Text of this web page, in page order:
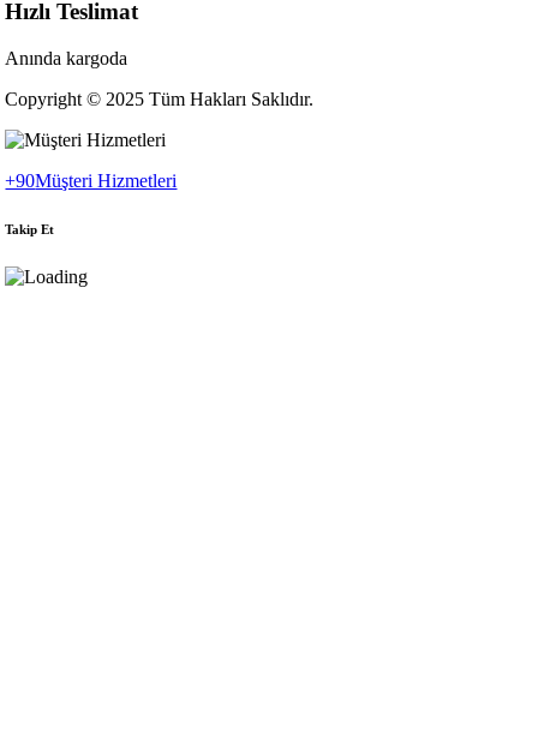
Hızlı Teslimat
Anında kargoda
Copyright © 2025 Tüm Hakları Saklıdır.
+90Müşteri Hizmetleri
Takip Et